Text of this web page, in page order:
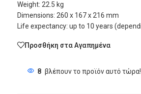
Weight: 22.5 kg
Dimensions: 260 x 167 x 216 mm
Life expectancy: up to 10 years
Προσθήκη στα Αγαπημένα
8 βλέπουν το προϊόν αυτό τώρα!